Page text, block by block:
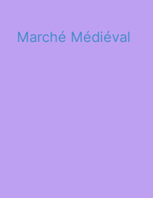
Marché Médiéval